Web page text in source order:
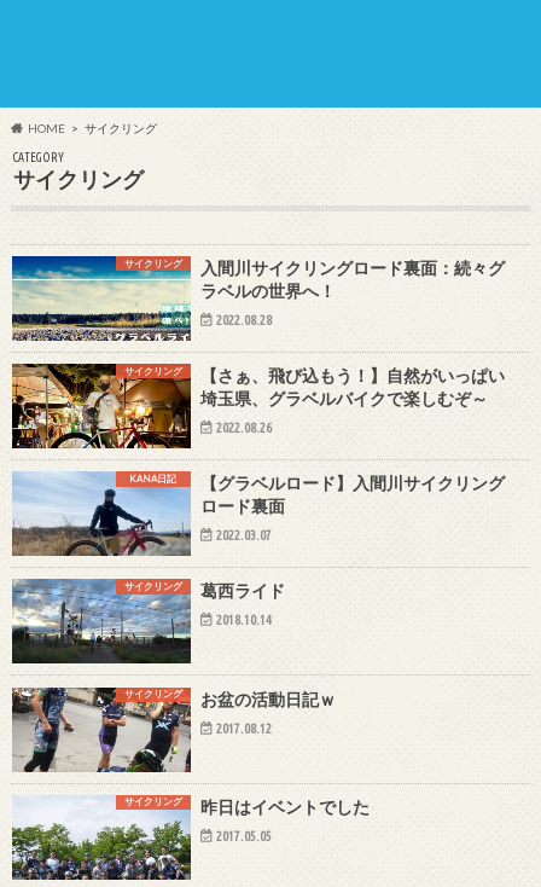
HOME サイクリング
CATEGORY
サイクリング
サイクリング
入間川サイクリングロード裏面：続々グ
ラベルの世界へ！
2022.08.28
サイクリング
【さぁ、飛び込もう！】自然がいっぱい
埼玉県、グラベルバイクで楽しむぞ～
2022.08.26
KANA日記
【グラベルロード】入間川サイクリング
ロード裏面
2022.03.07
サイクリング 葛西ライド
2018.10.14
サイクリング お盆の活動日記ｗ
2017.08.12
サイクリング 昨日はイベントでした
2017.05.05